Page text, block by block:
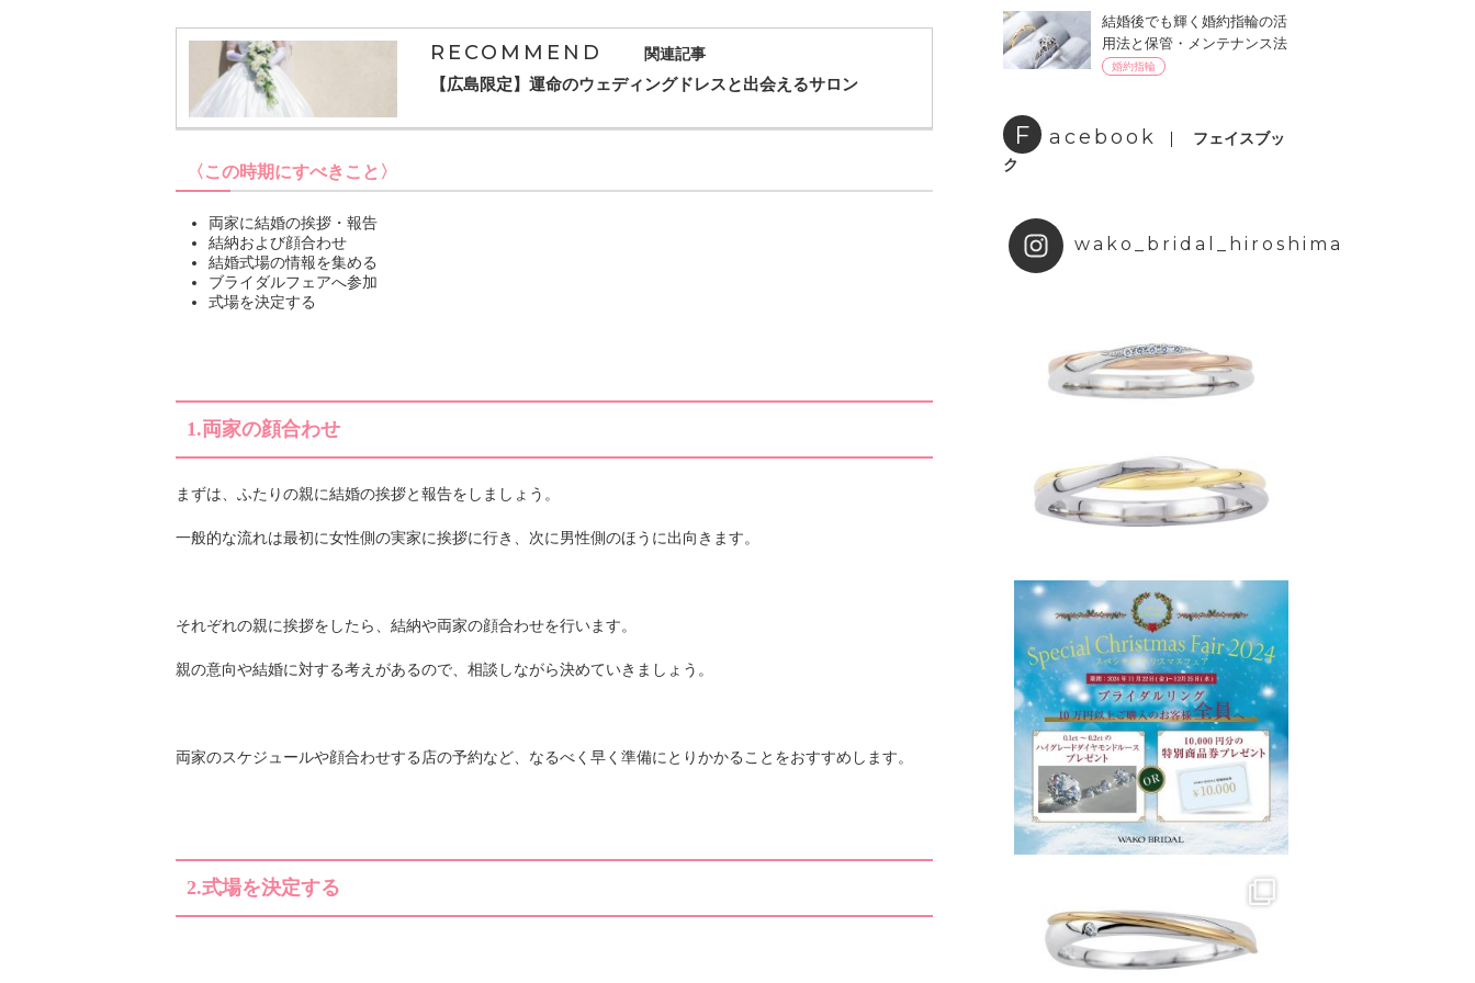
結納および顔合わせ
結婚式場の情報を集める
ブライダルフェアへ参加
式場を決定する
1. 両家の顔合わせ
まずは、ふたりの親に結婚の挨拶と報告をしましょう。
それぞれの親に挨拶をしたら、結納や両家の顔合わせを行います。
親の意向や結婚に対する考えがあるので、相談しながら決めていきましょう。
結婚後でも輝く婚約指輪の活
用法と保管・メンテナンス法
婚約指輪
F acebook
フェイスブッ
ク
wako_bridal_hiroshima